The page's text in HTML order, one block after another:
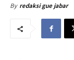
By redaksi gue jabar